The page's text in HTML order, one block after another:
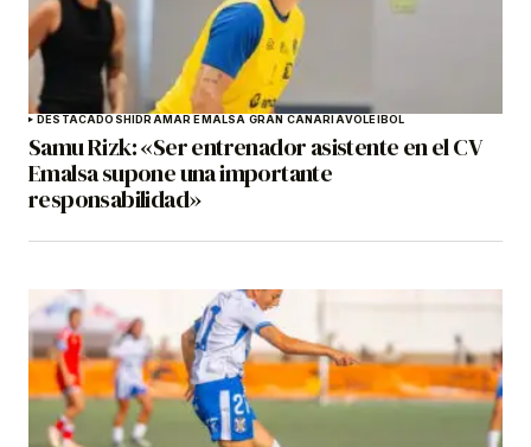
DESTACADOSHIDRAMAR EMALSA GRAN CANARIAVOLEIBOL
Samu Rizk: «Ser entrenador asistente en el CV
Emalsa supone una importante
responsabilidad»